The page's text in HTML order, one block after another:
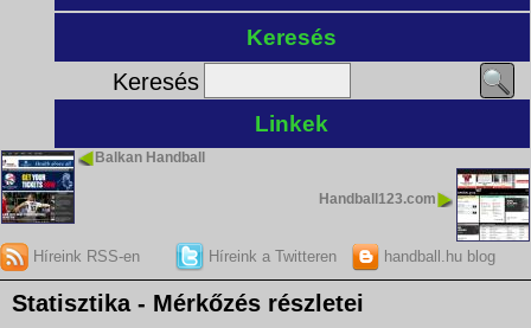
Keresés
Keresés
Linkek
Balkan Handball
Handball123.com
Híreink RSS-en Híreink a Twitteren handball.hu blog
Statisztika - Mérkőzés részletei